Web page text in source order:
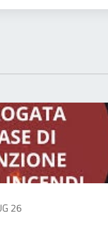
26